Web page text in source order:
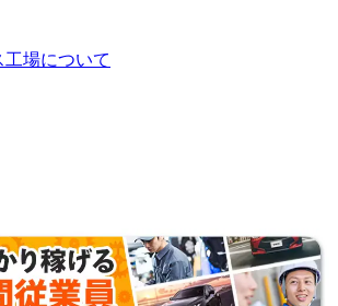
工場について